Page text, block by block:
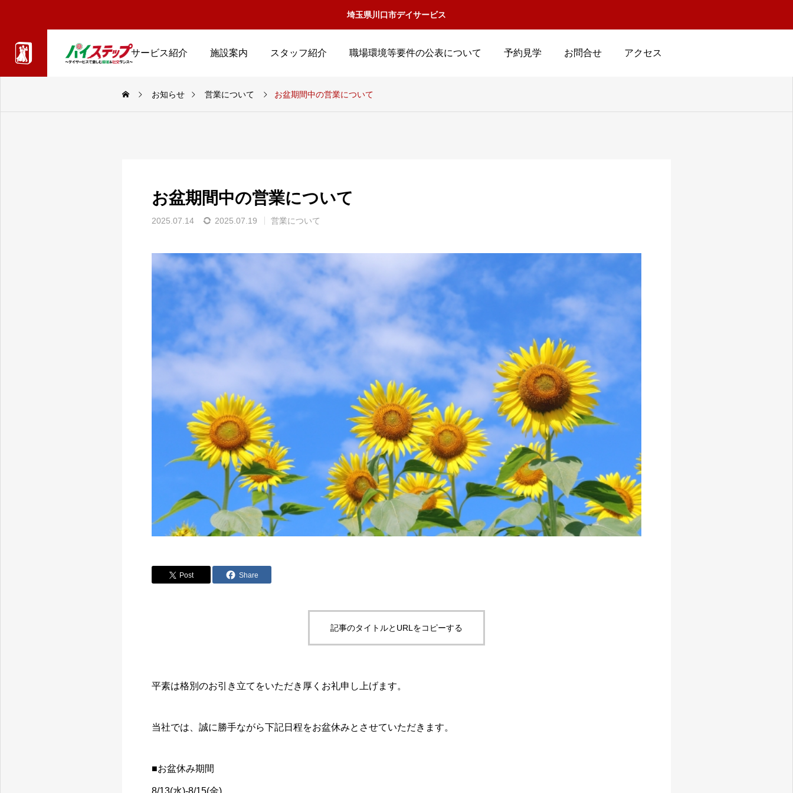
埼玉県川口市デイサービス
サービス紹介 施設案内 スタッフ紹介 職場環境等要件の公表について 予約見学 お問合せ アクセス
お知らせ 営業について お盆期間中の営業について
お盆期間中の営業について
2025.07.14 2025.07.19 営業について
Post Share
記事のタイトルとURLをコピーする
平素は格別のお引き立てをいただき厚くお礼申し上げます。
当社では、誠に勝手ながら下記日程をお盆休みとさせていただきます。
■お盆休み期間
8/13(水)-8/15(金)